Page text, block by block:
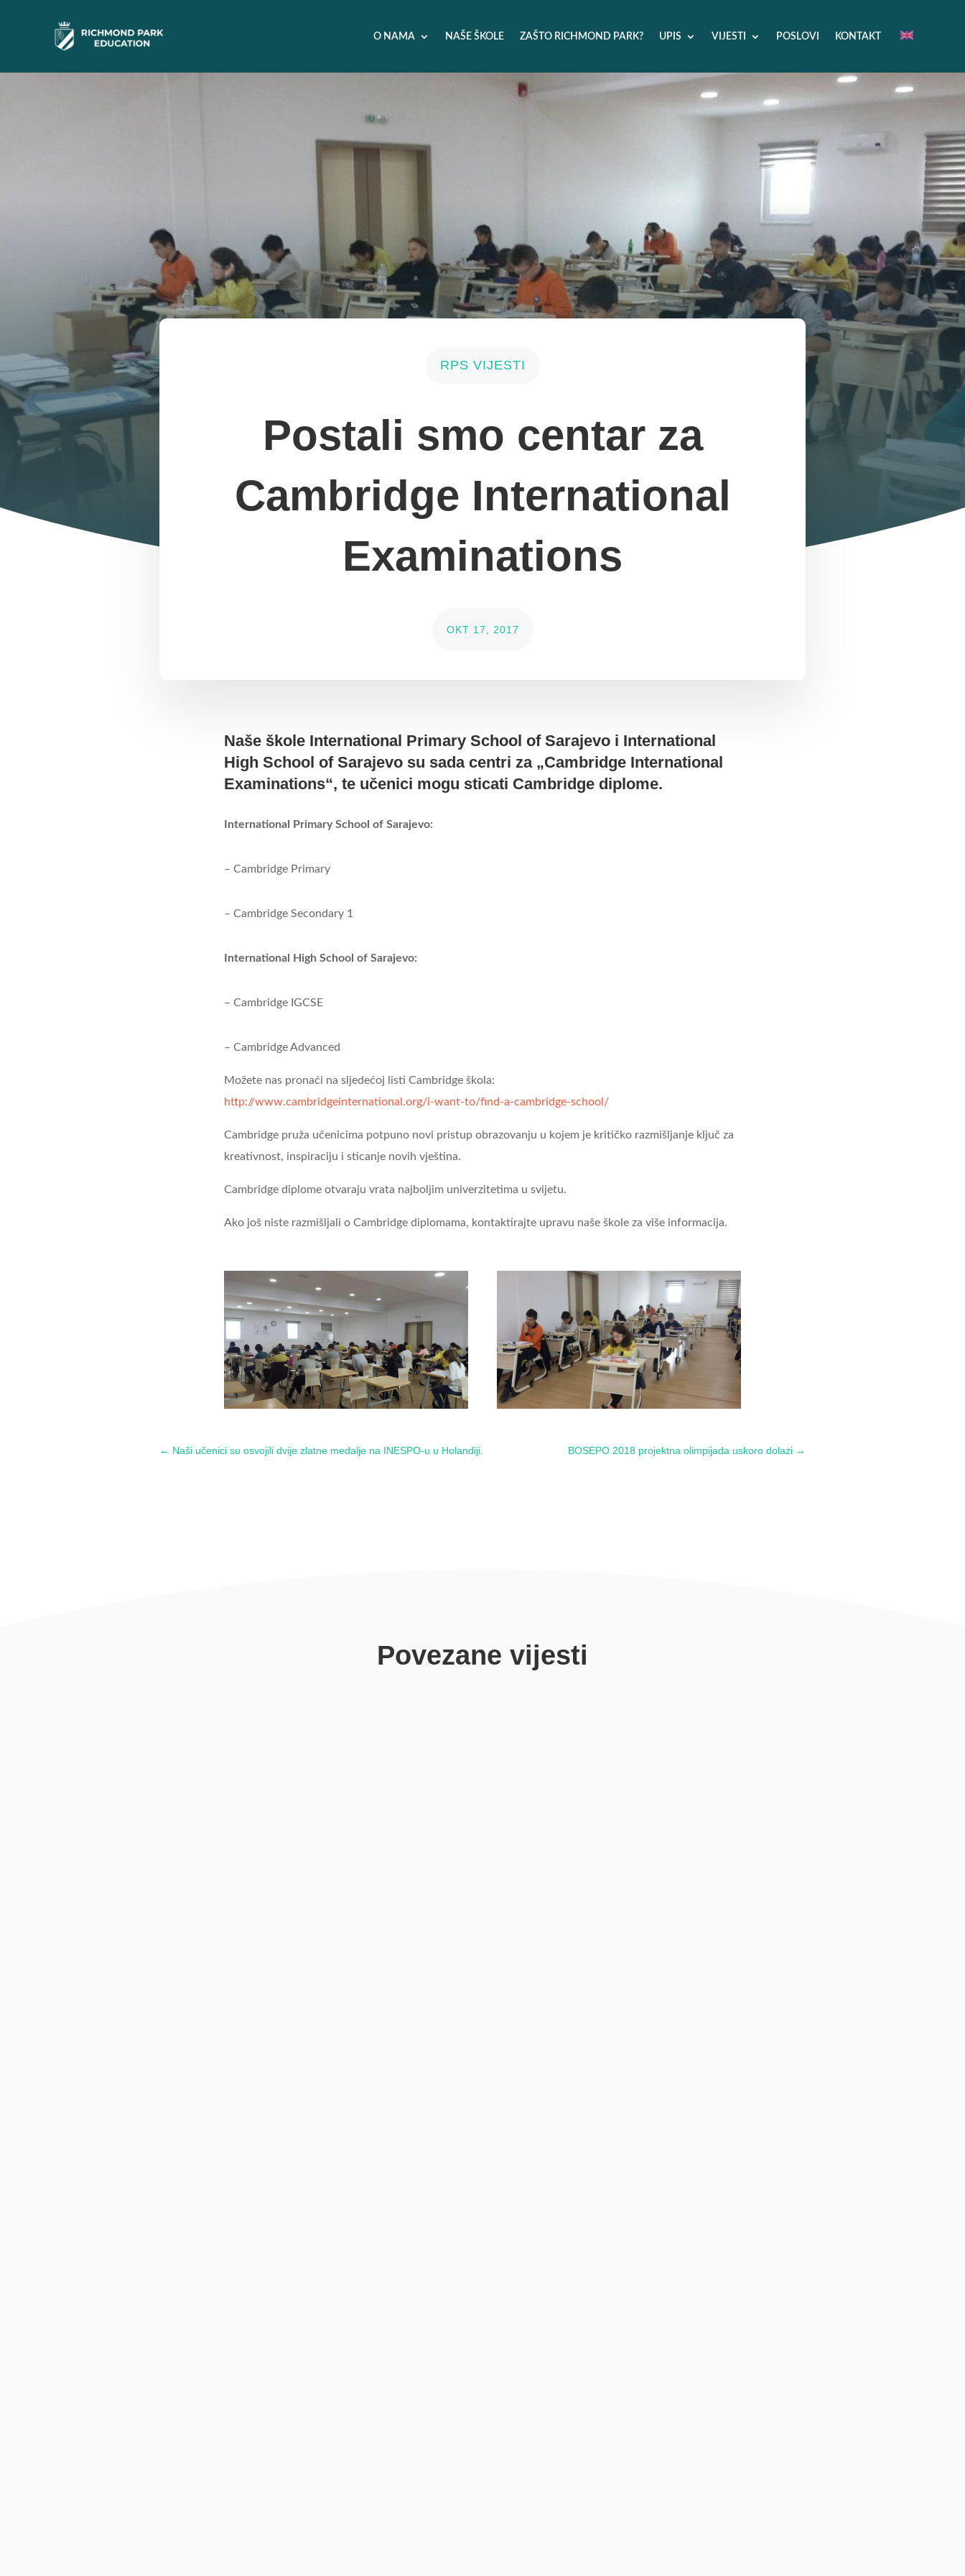
O NAMA NAŠE ŠKOLE ZAŠTO RICHMOND PARK? UPIS VIJESTI POSLOVI KONTAKT
RPS VIJESTI
Postali smo centar za
Cambridge International
Examinations
OKT 17, 2017
Naše škole International Primary School of Sarajevo i International
High School of Sarajevo su sada centri za „Cambridge International
Examinations“, te učenici mogu sticati Cambridge diplome.
International Primary School of Sarajevo:
– Cambridge Primary
– Cambridge Secondary 1
International High School of Sarajevo:
– Cambridge IGCSE
– Cambridge Advanced
Možete nas pronaći na sljedećoj listi Cambridge škola:
http://www.cambridgeinternational.org/i-want-to/find-a-cambridge-school/
Cambridge pruža učenicima potpuno novi pristup obrazovanju u kojem je kritičko razmišljanje ključ za
kreativnost, inspiraciju i sticanje novih vještina.
Cambridge diplome otvaraju vrata najboljim univerzitetima u svijetu.
Ako još niste razmišljali o Cambridge diplomama, kontaktirajte upravu naše škole za više informacija.
← Naši učenici su osvojili dvije zlatne medalje na INESPO-u u Holandiji. BOSEPO 2018 projektna olimpijada uskoro dolazi →
Povezane vijesti